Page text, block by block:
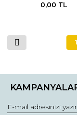
0,00 TL
1